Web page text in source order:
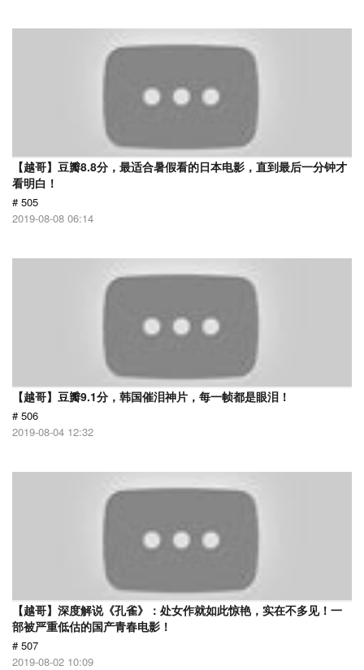
【越哥】豆瓣8.8分，最适合暑假看的日本电影，直到最后一分钟才
看明白！
# 505
2019-08-08 06:14
【越哥】豆瓣9.1分，韩国催泪神片，每一帧都是眼泪！
# 506
2019-08-04 12:32
【越哥】深度解说《孔雀》：处女作就如此惊艳，实在不多见！一
部被严重低估的国产青春电影！
# 507
2019-08-02 10:09